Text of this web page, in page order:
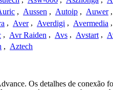
, Aussen , Autoip , Auwer ,
, Aver , Averdigi , Avermedia ,
, Avr Raiden , Avs , Avstart ,
, Aztech
Os detalhes de